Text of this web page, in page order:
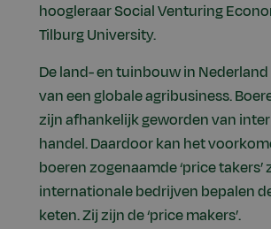
hoogleraar Social Venturing
Tilburg University.
De land- en tuinbouw in
van een globale agribusiness.
zijn afhankelijk geworden van
handel. Daardoor kan het
boeren zogenaamde ‘price takers’
internationale bedrijven bepalen
keten. Zij zijn de ‘price makers’.